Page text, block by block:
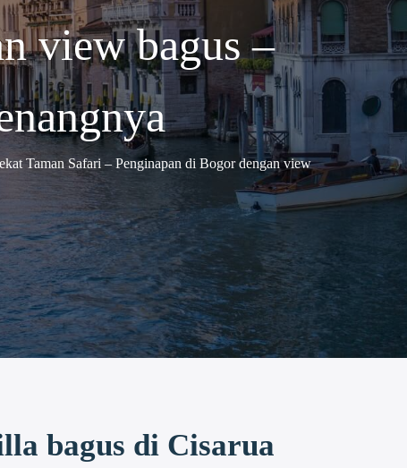
view bagus –
Taman Safari – Penginapan di Bogor dengan view
bagus di Cisarua